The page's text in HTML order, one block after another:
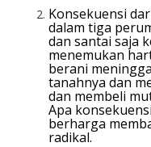
Konsekuensi
dalam tiga
dan santai saja
menemukan
berani
tanahnya dan
dan membeli
Apa
berharga
radikal.